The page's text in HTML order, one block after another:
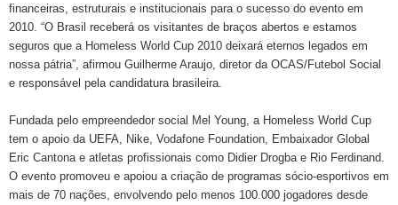
financeiras, estruturais e institucionais para o sucesso do evento em
2010. “O Brasil receberá os visitantes de braços abertos e estamos
seguros que a Homeless World Cup 2010 deixará eternos legados em
nossa pátria”, afirmou Guilherme Araujo, diretor da OCAS/Futebol Social
e responsável pela candidatura brasileira.
Fundada pelo empreendedor social Mel Young, a Homeless World Cup
tem o apoio da UEFA, Nike, Vodafone Foundation, Embaixador Global
Eric Cantona e atletas profissionais como Didier Drogba e Rio Ferdinand.
O evento promoveu e apoiou a criação de programas sócio-esportivos em
mais de 70 nações, envolvendo pelo menos 100.000 jogadores desde